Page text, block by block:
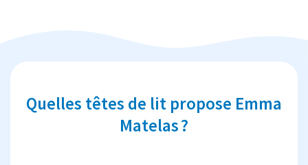
Quelles têtes de lit propose Emma
Matelas ?